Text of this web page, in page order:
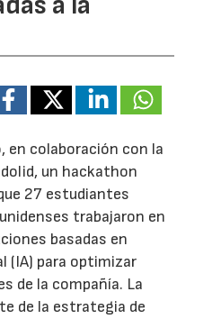
en colaboración con la
un hackathon
27 estudiantes
trabajaron en
basadas en
(IA) para optimizar
de la compañía. La
de la estrategia de